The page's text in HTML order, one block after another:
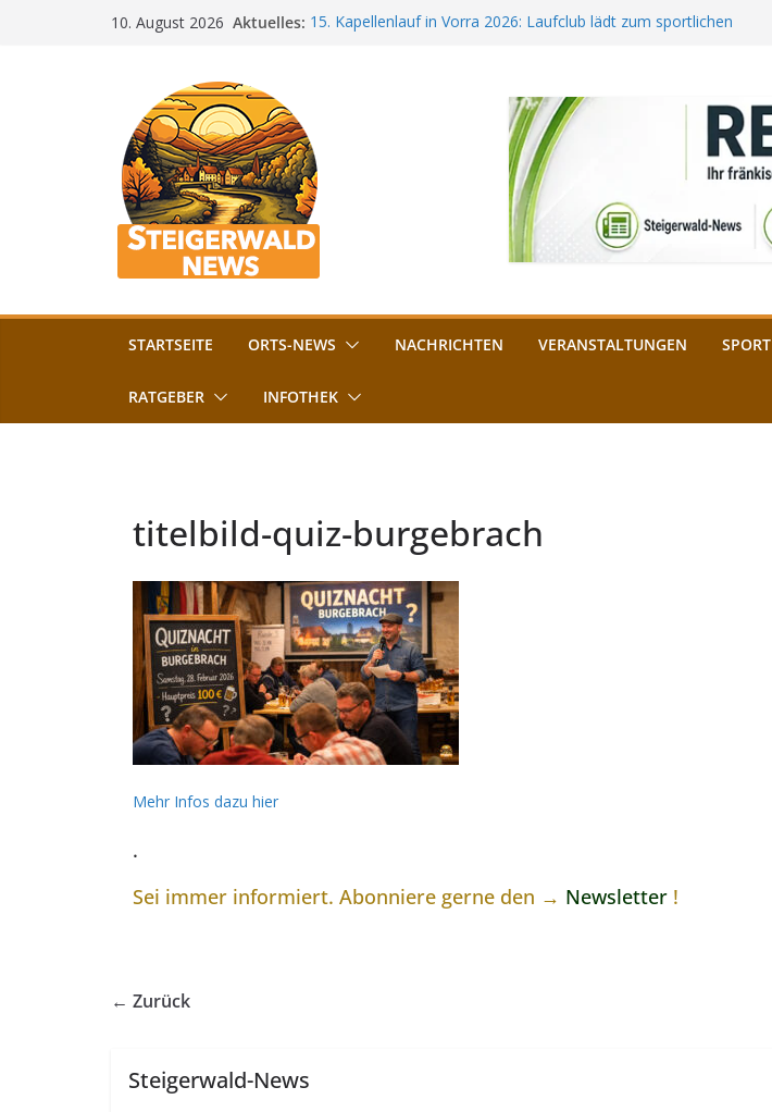
10. August 2026 Aktuelles: 15. Kapellenlauf in Vorra 2026: Laufclub lädt zum sportlichen
„Bamberger Böhnla“: Kaffee aus Bamberg unterstützt die
Aschbacher Kerwa startet bald: Das ist heuer geboten
Vollsperrung am Friedhof in Schlüsselfeld: Kreuzung ab 3.
August gesperrt
STARTSEITE ORTS-NEWS NACHRICHTEN VERANSTALTUNGEN SPORT
RATGEBER INFOTHEK
titelbild-quiz-burgebrach
Mehr Infos dazu hier
.
Sei immer informiert. Abonniere gerne den → Newsletter !
← Zurück
Steigerwald-News